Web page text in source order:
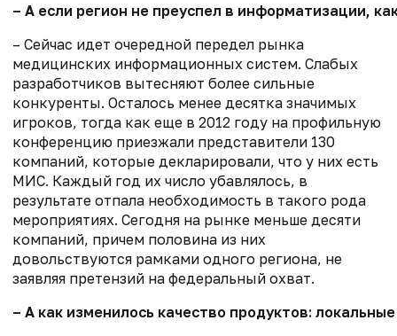
– А если регион не преуспел в информатизации,
– Сейчас идет очередной передел рынка
медицинских информационных систем. Слабых
разработчиков вытесняют более сильные
конкуренты. Осталось менее десятка значимых
игроков, тогда как еще в 2012 году на профильную
конференцию приезжали представители 130
компаний, которые декларировали, что у них есть
МИС. Каждый год их число убавлялось, в
результате отпала необходимость в такого рода
мероприятиях. Сегодня на рынке меньше десяти
компаний, причем половина из них
довольствуются рамками одного региона, не
заявляя претензий на федеральный охват.
– А как изменилось качество продуктов: